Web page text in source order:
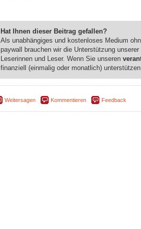
Hat Ihnen dieser Beitrag gefallen?
Als unabhängiges und kostenloses Medium
paywall brauchen wir die Unterstützung unserer
Leserinnen und Leser. Wenn Sie unseren
finanziell (einmalig oder monatlich)
Weitersagen Kommentieren Feedback